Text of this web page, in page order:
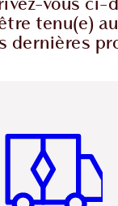
vous ci-
tenu(e)
dernières